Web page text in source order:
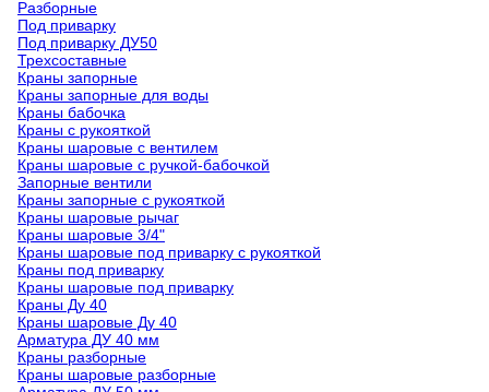
Разборные
Под приварку
Под приварку ДУ50
Трехсоставные
Краны запорные
Краны запорные для воды
Краны бабочка
Краны с рукояткой
Краны шаровые с вентилем
Краны шаровые с ручкой-бабочкой
Запорные вентили
Краны запорные с рукояткой
Краны шаровые рычаг
Краны шаровые 3/4"
Краны шаровые под приварку с рукояткой
Краны под приварку
Краны шаровые под приварку
Краны Ду 40
Краны шаровые Ду 40
Арматура ДУ 40 мм
Краны разборные
Краны шаровые разборные